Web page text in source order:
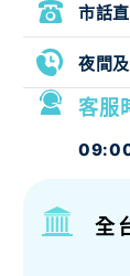
市話
客服
夜間
全